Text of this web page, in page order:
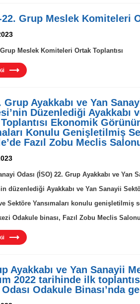
22. Grup Meslek Komiteleri
Meslek Komiteleri Ortak Toplantısı
Grup Ayakkabı ve Yan
Düzenlediği Ayakkabı
Ekonomik
Konulu Genişletilmiş
Fazıl Zobu Meclis
Odası (İSO) 22. Grup Ayakkabı ve Yan
düzenlediği Ayakkabı ve Yan Sanayii
Sektöre Yansımaları konulu genişletilmiş
Odakule binası, Fazıl Zobu Meclis
Ayakkabı ve Yan Sanayii
2022 tarihinde ilk
Odakule Binası’nda